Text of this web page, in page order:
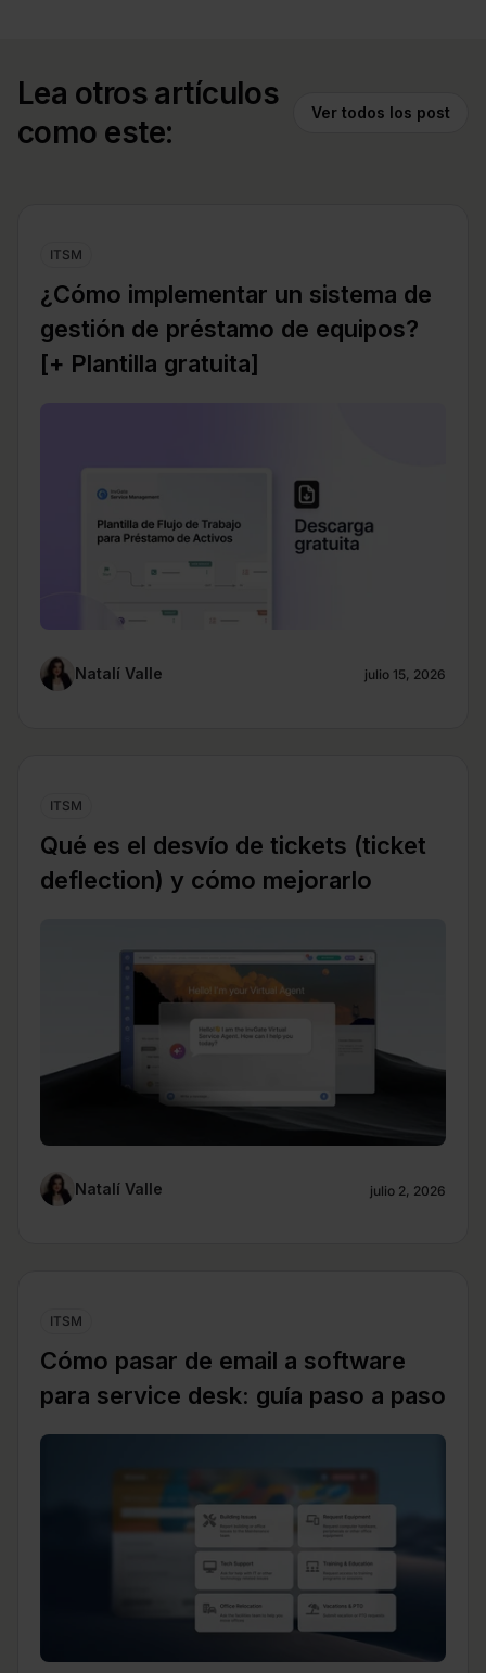
Lea otros artículos
como este:
Ver todos los post
ITSM
¿Cómo implementar un sistema de
gestión de préstamo de equipos?
[+ Plantilla gratuita]
Natalí Valle julio 15, 2026
ITSM
Qué es el desvío de tickets (ticket
deflection) y cómo mejorarlo
Natalí Valle julio 2, 2026
ITSM
Cómo pasar de email a software
para service desk: guía paso a paso